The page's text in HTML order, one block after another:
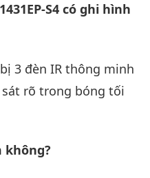
S4 có ghi hình
3 đèn IR thông minh
rõ trong bóng tối
không?